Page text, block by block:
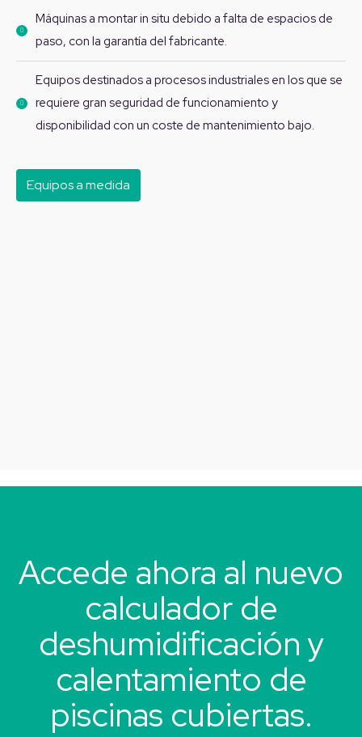
Máquinas a montar in situ debido a falta de espacios de
paso, con la garantía del fabricante.
Equipos destinados a procesos industriales en los que se
requiere gran seguridad de funcionamiento y
disponibilidad con un coste de mantenimiento bajo.
Equipos a medida
Accede ahora al nuevo
calculador de
deshumidificación y
calentamiento de
piscinas cubiertas.